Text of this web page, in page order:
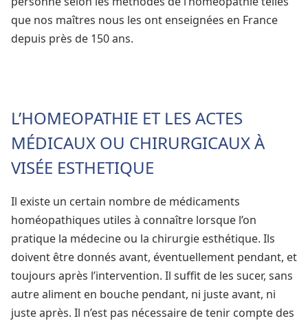
que nos maîtres nous les ont enseignées en France
depuis près de 150 ans.
L’HOMEOPATHIE ET LES ACTES
MÉDICAUX OU CHIRURGICAUX À
VISÉE ESTHETIQUE
Il existe un certain nombre de médicaments
homéopathiques utiles à connaître lorsque l’on
pratique la médecine ou la chirurgie esthétique. Ils
doivent être donnés avant, éventuellement pendant, et
toujours après l’intervention. Il suffit de les sucer, sans
autre aliment en bouche pendant, ni juste avant, ni
juste après. Il n’est pas nécessaire de tenir compte des